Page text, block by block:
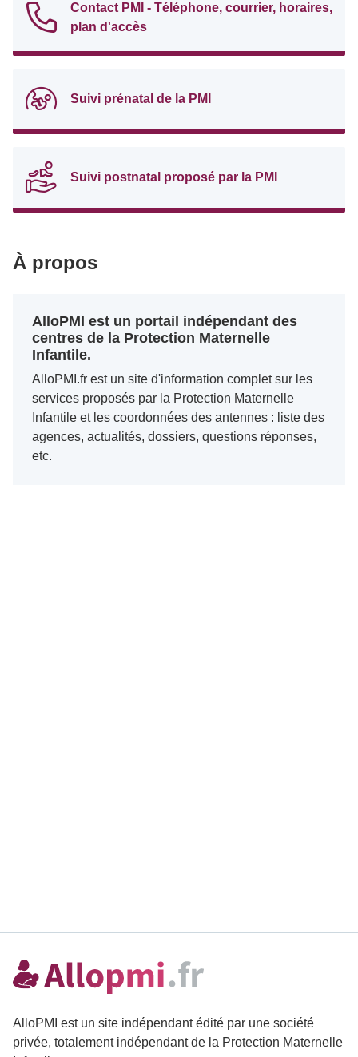
Contact PMI - Téléphone, courrier, horaires,
plan d'accès
Suivi prénatal de la PMI
Suivi postnatal proposé par la PMI
À propos
AlloPMI est un portail indépendant des
centres de la Protection Maternelle
Infantile.
AlloPMI.fr est un site d'information complet sur les
services proposés par la Protection Maternelle
Infantile et les coordonnées des antennes : liste des
agences, actualités, dossiers, questions réponses,
etc.
AlloPMI est un site indépendant édité par une société
privée, totalement indépendant de la Protection Maternelle